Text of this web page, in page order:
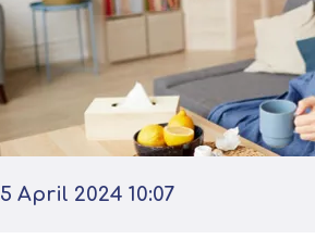
5 April 2024 10:07